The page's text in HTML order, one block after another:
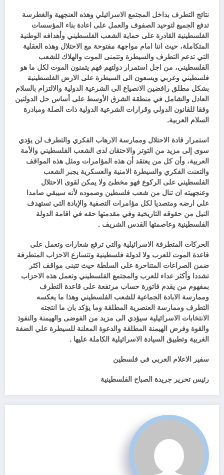
نتائج التطرف بداخل المجتمع الاسرائيلي وهذه العنجهية والغطرسة
تدفع الجميع لتوحيد الصفوف والعمل على اعادة بناء المؤسسات
الفلسطينية القادرة على حماية الشعب الفلسطيني وأهدافه الوطنية
المتكاملة، حيث اننا امام مواجهة مفتوحة مع الاحتلال وهذه العقلية
التي تدعم التطرف والسيطرة وتتمنى الموت والهلاك للشعب
الفلسطيني، من اجل استمرار دولتهم فهم يتمنون الموت لكل ما هو
فلسطيني وعربي ويسعون الى السيطرة على الارض الفلسطينية
بشكل مطلق رافضين الانصياع الى الشرعية الدولية والالتزام بالسلام
العادل والشامل في منطقة الشرق الأوسط على أساس حل الدولتين
وفقا للقانون الدولي وقرارات الشرعية الدولية ذات الصلة ومبادرة
السلام العربية.
استمرار قادة الاحتلال وممارسة الارهاب الفكري والتطرف لن يؤدي
سوى إلى مزيد من التوتر والاحتقان لدى الشعب الفلسطيني والأمة
العربية، وأن كل من يعتقد أن هذه المؤامرات ومثل هذه المواقف
والتعنت الفكري والسيطرة الامنية والعسكرية يجبر الشعب
الفلسطيني على الركوع فهو مخطئ ولا يمكن لقوى الاحتلال
وعنجهيته ان تنال من شعب فلسطين وصموده لأنه سيبقي صامدا
علي ارضه ومتصديا لكل مؤامرات التصفية والإبادة التي تستهدف
النيل من حقوقه التاريخية وفي مقدمتها حقه في اقامة الدولة
الفلسطينية وعاصمتها القدس الشريف .
الحركات المتطرفة الاسرائيلية والتي ترفع شعارات وتعمل على
قاعدة الموت للعرب ولا لدولة فلسطينية وتتسارع الاحزاب المتطرفة
ضمن الصراعات المتناحرة على السلطة حيث تتبنى مواقف اكثر
تشددا وأكثر عداء للعرب والمجتمع الفلسطيني وتعمل هذه الاحزاب
بمفهوم من يقدم فاتورة حساب مرتفعة على قاعدة التطرف
وممارسة الابادة الجماعية للشعب الفلسطيني وهذا ما يعكسه
التطرف وممارسة العنصرية المطلقة وما يؤكد بان ما انتجته
الانتخابات الاسرائيلية سيؤدي الى مزيد من الفوضى والهيمنة والنفوذ
والقوة وفرض الهيمنة المطلقة والدعوة المعلنة للسيطرة علي الضفة
الغربية وتطبيق السيادة الاسرائيلية الكاملة عليها .
سفير الاعلام العربي في فلسطين
رئيس تحرير جريدة الصباح الفلسطينية